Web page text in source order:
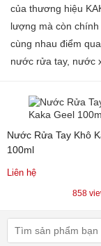
của thương hiệu
lượng mà còn
cùng nhau điểm
nước rửa tay, nước
Nước Rửa Tay Khô
100ml
Liên hệ
858